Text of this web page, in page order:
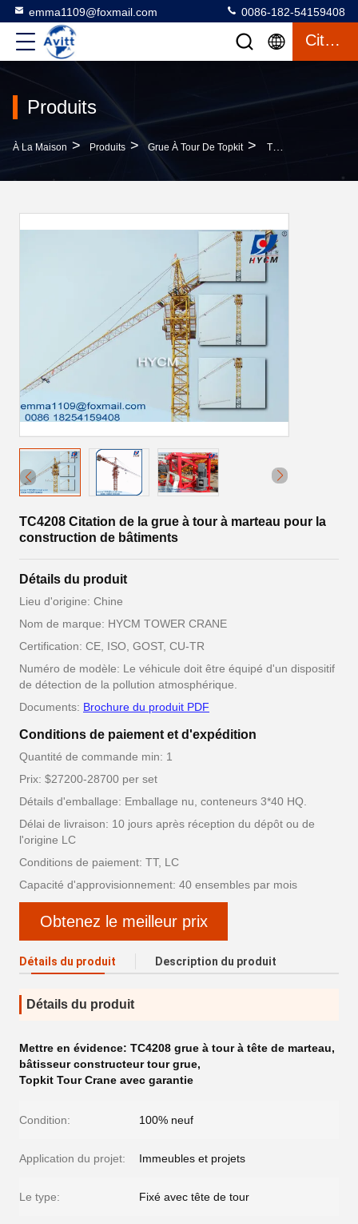
emma1109@foxmail.com 0086-182-54159408
Citation
Produits
À La Maison > Produits > Grue À Tour De Topkit > TC4208 Citation De La Grue À Tour À Marteau Pour La Construction De Bâtiments
TC4208 Citation de la grue à tour à marteau pour la
construction de bâtiments
Détails du produit
Lieu d'origine: Chine
Nom de marque: HYCM TOWER CRANE
Certification: CE, ISO, GOST, CU-TR
Numéro de modèle: Le véhicule doit être équipé d'un dispositif
de détection de la pollution atmosphérique.
Documents: Brochure du produit PDF
Conditions de paiement et d'expédition
Quantité de commande min: 1
Prix: $27200-28700 per set
Détails d'emballage: Emballage nu, conteneurs 3*40 HQ.
Délai de livraison: 10 jours après réception du dépôt ou de
l'origine LC
Conditions de paiement: TT, LC
Capacité d'approvisionnement: 40 ensembles par mois
Obtenez le meilleur prix
Détails du produit Description du produit
Détails du produit
Mettre en évidence: TC4208 grue à tour à tête de marteau,
bâtisseur constructeur tour grue,
Topkit Tour Crane avec garantie
Condition: 100% neuf
Application du projet: Immeubles et projets
Le type: Fixé avec tête de tour